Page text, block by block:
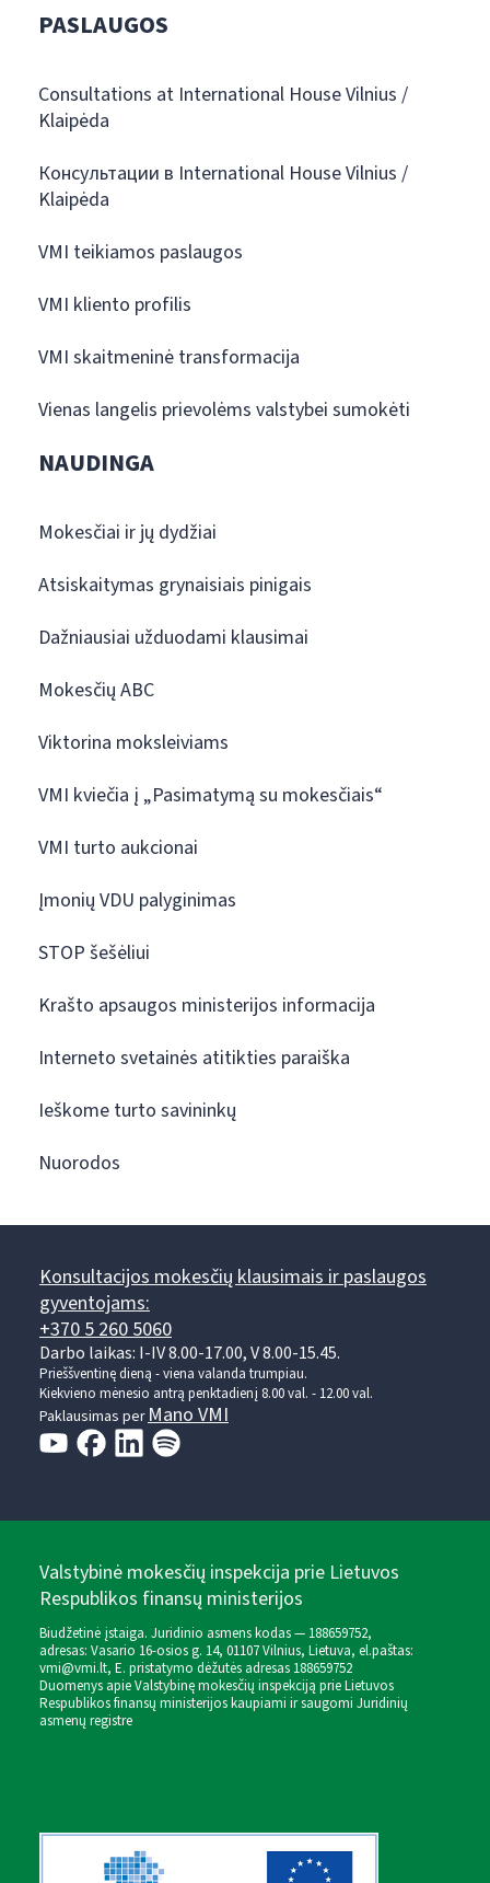
PASLAUGOS
Consultations at International House Vilnius /
Klaipėda
Консультации в International House Vilnius /
Klaipėda
VMI teikiamos paslaugos
VMI kliento profilis
VMI skaitmeninė transformacija
Vienas langelis prievolėms valstybei sumokėti
NAUDINGA
Mokesčiai ir jų dydžiai
Atsiskaitymas grynaisiais pinigais
Dažniausiai užduodami klausimai
Mokesčių ABC
Viktorina moksleiviams
VMI kviečia į „Pasimatymą su mokesčiais“
VMI turto aukcionai
Įmonių VDU palyginimas
STOP šešėliui
Krašto apsaugos ministerijos informacija
Interneto svetainės atitikties paraiška
Ieškome turto savininkų
Nuorodos
Konsultacijos mokesčių klausimais ir paslaugos
gyventojams:
+370 5 260 5060
Darbo laikas: I-IV 8.00-17.00, V 8.00-15.45.
Prieššventinę dieną - viena valanda trumpiau.
Kiekvieno mėnesio antrą penktadienį 8.00 val. - 12.00 val.
Paklausimas perMano VMI
Valstybinė mokesčių inspekcija prie Lietuvos
Respublikos finansų ministerijos
Biudžetinė įstaiga. Juridinio asmens kodas — 188659752,
adresas: Vasario 16-osios g. 14, 01107 Vilnius, Lietuva, el.paštas:
vmi@vmi.lt, E. pristatymo dėžutės adresas 188659752
Duomenys apie Valstybinę mokesčių inspekciją prie Lietuvos
Respublikos finansų ministerijos kaupiami ir saugomi Juridinių
asmenų registre